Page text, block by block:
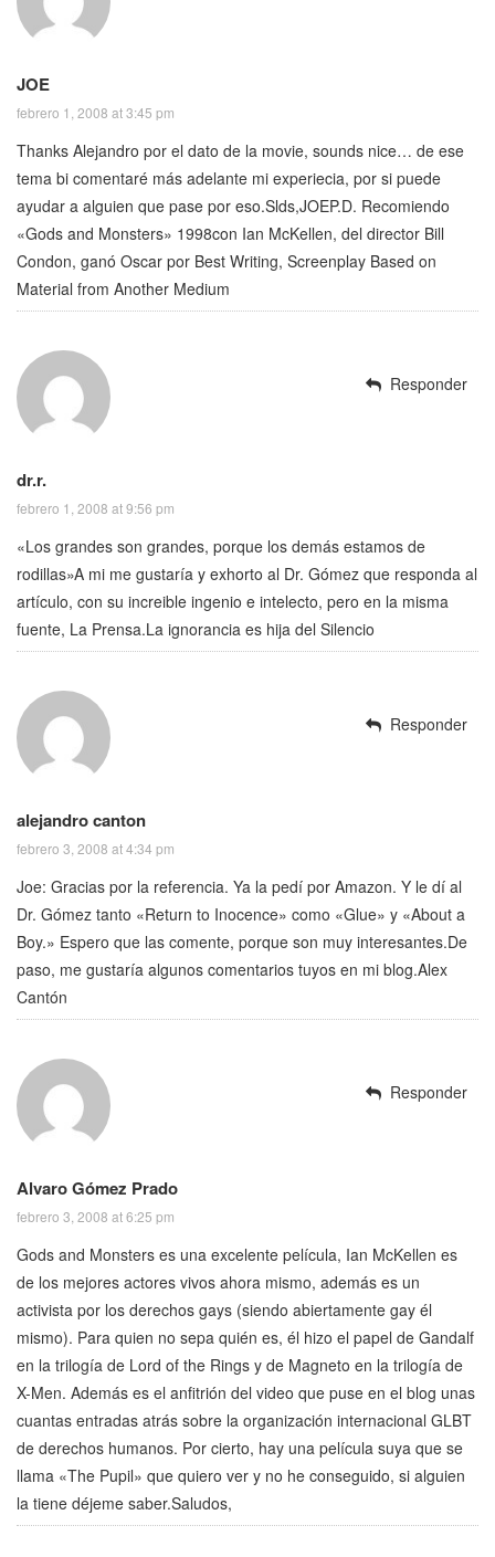
JOE
febrero 1, 2008 at 3:45 pm
Thanks Alejandro por el dato de la movie, sounds nice… de ese
tema bi comentaré más adelante mi experiecia, por si puede
ayudar a alguien que pase por eso.Slds,JOEP.D. Recomiendo
«Gods and Monsters» 1998con Ian McKellen, del director Bill
Condon, ganó Oscar por Best Writing, Screenplay Based on
Material from Another Medium
dr.r.
febrero 1, 2008 at 9:56 pm
«Los grandes son grandes, porque los demás estamos de
rodillas»A mi me gustaría y exhorto al Dr. Gómez que responda al
artículo, con su increible ingenio e intelecto, pero en la misma
fuente, La Prensa.La ignorancia es hija del Silencio
Responder
alejandro canton
febrero 3, 2008 at 4:34 pm
Joe: Gracias por la referencia. Ya la pedí por Amazon. Y le dí al
Dr. Gómez tanto «Return to Inocence» como «Glue» y «About a
Boy.» Espero que las comente, porque son muy interesantes.De
paso, me gustaría algunos comentarios tuyos en mi blog.Alex
Cantón
Responder
Alvaro Gómez Prado
febrero 3, 2008 at 6:25 pm
Gods and Monsters es una excelente película, Ian McKellen es
de los mejores actores vivos ahora mismo, además es un
activista por los derechos gays (siendo abiertamente gay él
mismo). Para quien no sepa quién es, él hizo el papel de Gandalf
en la trilogía de Lord of the Rings y de Magneto en la trilogía de
X-Men. Además es el anfitrión del video que puse en el blog unas
cuantas entradas atrás sobre la organización internacional GLBT
de derechos humanos. Por cierto, hay una película suya que se
llama «The Pupil» que quiero ver y no he conseguido, si alguien
la tiene déjeme saber.Saludos,
Responder